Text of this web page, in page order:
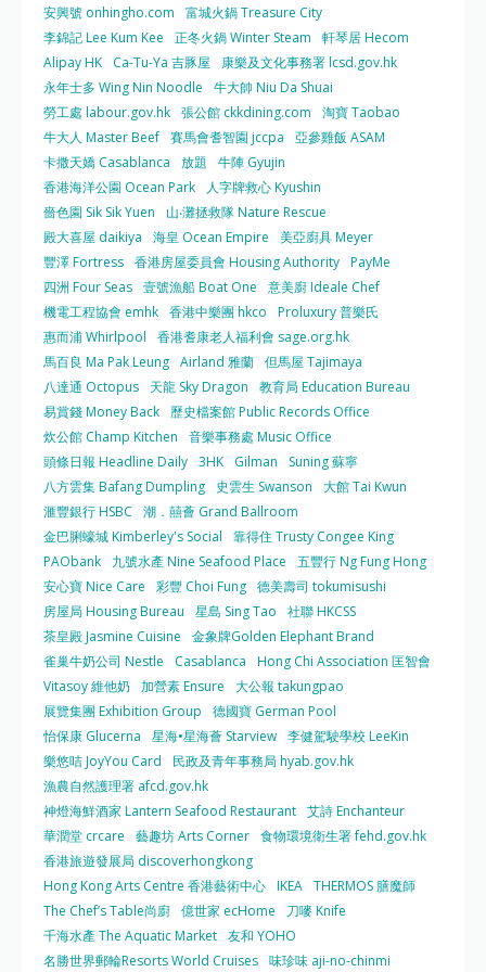
安興號 onhingho.com
富城火鍋 Treasure City
李錦記 Lee Kum Kee
正冬火鍋 Winter Steam
軒琴居 Hecom
Alipay HK
Ca-Tu-Ya 吉豚屋
康樂及文化事務署 lcsd.gov.hk
永年士多 Wing Nin Noodle
牛大帥 Niu Da Shuai
勞工處 labour.gov.hk 張公館 ckkdining.com
淘寶 Taobao
牛大人 Master Beef 賽馬會耆智園 jccpa
亞參雞飯 ASAM
卡撒天嬌 Casablanca
放題
牛陣 Gyujin
香港海洋公園 Ocean Park
人字牌救心 Kyushin
嗇色園 Sik Sik Yuen
山‧灘拯救隊 Nature Rescue
殿大喜屋 daikiya
海皇 Ocean Empire
美亞廚具 Meyer
豐澤 Fortress 香港房屋委員會 Housing Authority PayMe
四洲 Four Seas 壹號漁船 Boat One
意美廚 Ideale Chef
機電工程協會 emhk 香港中樂團 hkco
Proluxury 普樂氏
惠而浦 Whirlpool
香港耆康老人福利會 sage.org.hk
馬百良 Ma Pak Leung Airland 雅蘭 但馬屋 Tajimaya
八達通 Octopus
天龍 Sky Dragon
教育局 Education Bureau
易賞錢 Money Back
歷史檔案館 Public Records Office
炊公館 Champ Kitchen
音樂事務處 Music Office
頭條日報 Headline Daily 3HK Gilman
Suning 蘇寧
八方雲集 Bafang Dumpling
史雲生 Swanson
大館 Tai Kwun
滙豐銀行 HSBC
潮．囍薈 Grand Ballroom
金巴脷蠔城 Kimberley's Social
靠得住 Trusty Congee King
PAObank
九號水產 Nine Seafood Place
五豐行 Ng Fung Hong
安心寶 Nice Care
彩豐 Choi Fung 德美壽司 tokumisushi
房屋局 Housing Bureau
星島 Sing Tao
社聯 HKCSS
茶皇殿 Jasmine Cuisine
金象牌Golden Elephant Brand
雀巢牛奶公司 Nestle
Casablanca
Hong Chi Association 匡智會
Vitasoy 維他奶
加營素 Ensure
大公報 takungpao
展覽集團 Exhibition Group
德國寶 German Pool
怡保康 Glucerna
星海•星海薈 Starview 李健駕駛學校 LeeKin
樂悠咭 JoyYou Card
民政及青年事務局 hyab.gov.hk
漁農自然護理署 afcd.gov.hk
神燈海鮮酒家 Lantern Seafood Restaurant 艾詩 Enchanteur
華潤堂 crcare
藝趣坊 Arts Corner 食物環境衛生署 fehd.gov.hk
香港旅遊發展局 discoverhongkong
Hong Kong Arts Centre 香港藝術中心 IKEA THERMOS 膳魔師
The Chef’s Table尚廚 億世家 ecHome
刀嘜 Knife
千海水產 The Aquatic Market 友和 YOHO
名勝世界郵輪Resorts World Cruises 味珍味 aji-no-chinmi